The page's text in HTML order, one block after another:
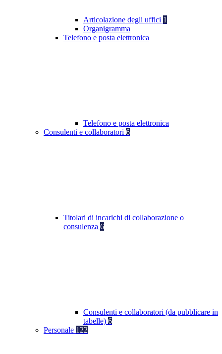
Articolazione degli uffici 1
Organigramma
Telefono e posta elettronica
Telefono e posta elettronica
Consulenti e collaboratori 6
Titolari di incarichi di collaborazione o
consulenza 6
Consulenti e collaboratori (da pubblicare in
tabelle) 6
Personale 122